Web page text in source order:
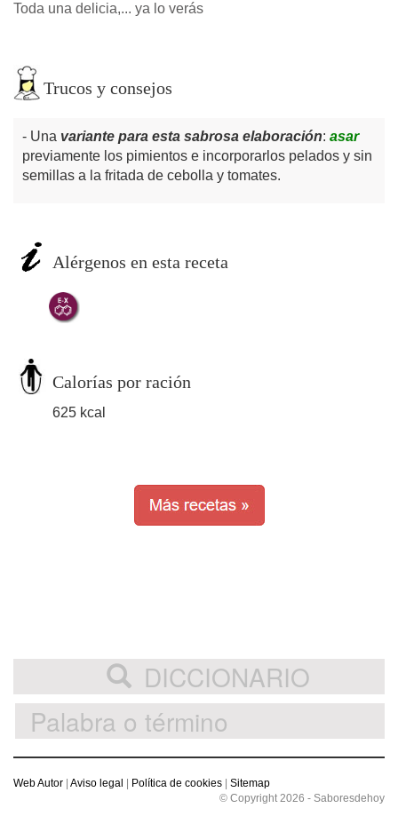
Toda una delicia,... ya lo verás
Trucos y consejos
Una variante para esta sabrosa elaboración: asar
previamente los pimientos e incorporarlos pelados y sin
semillas a la fritada de cebolla y tomates.
Alérgenos en esta receta
Calorías por ración
625 kcal
DICCIONARIO
Web Autor Aviso legal Política de cookies
Sitemap
© Copyright 2026 - Saboresdehoy